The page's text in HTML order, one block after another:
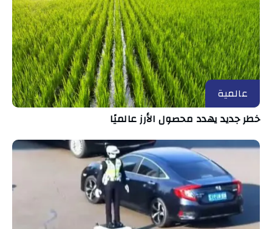
عالمية
خطر جديد يهدد محصول الأرز عالميًا